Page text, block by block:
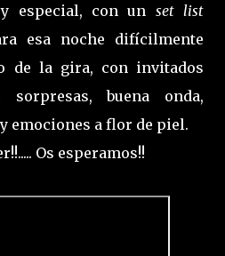
especial, con un set list
esa noche difícilmente
de la gira, con invitados
sorpresas, buena onda,
emociones a flor de piel.
Os esperamos!!